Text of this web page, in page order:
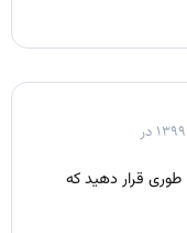
قرار دهید که